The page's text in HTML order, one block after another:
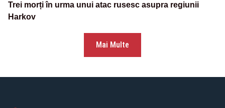
Trei morți în urma unui atac rusesc asupra regiunii
Harkov
Mai Multe